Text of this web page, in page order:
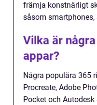
främja konstnärligt
såsom
Vilka är
appar?
Några populära 365
Procreate, Adobe
Pocket och